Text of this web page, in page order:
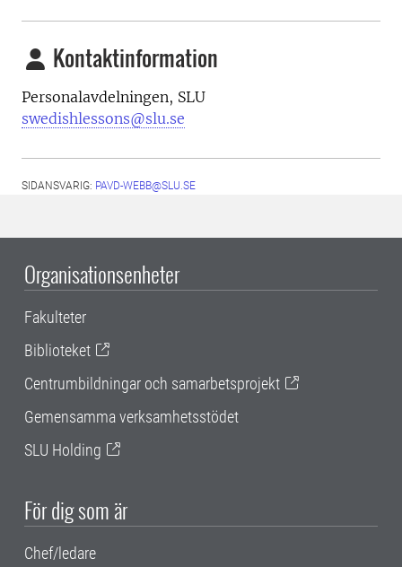
Kontaktinformation
Personalavdelningen, SLU
swedishlessons@slu.se
SIDANSVARIG: PAVD-WEBB@SLU.SE
Organisationsenheter
Fakulteter
Biblioteket
Centrumbildningar och samarbetsprojekt
Gemensamma verksamhetsstödet
SLU Holding
För dig som är
Chef/ledare